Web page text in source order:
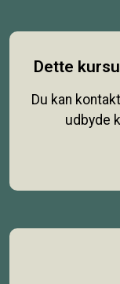
Dette
Du kan
udbyde